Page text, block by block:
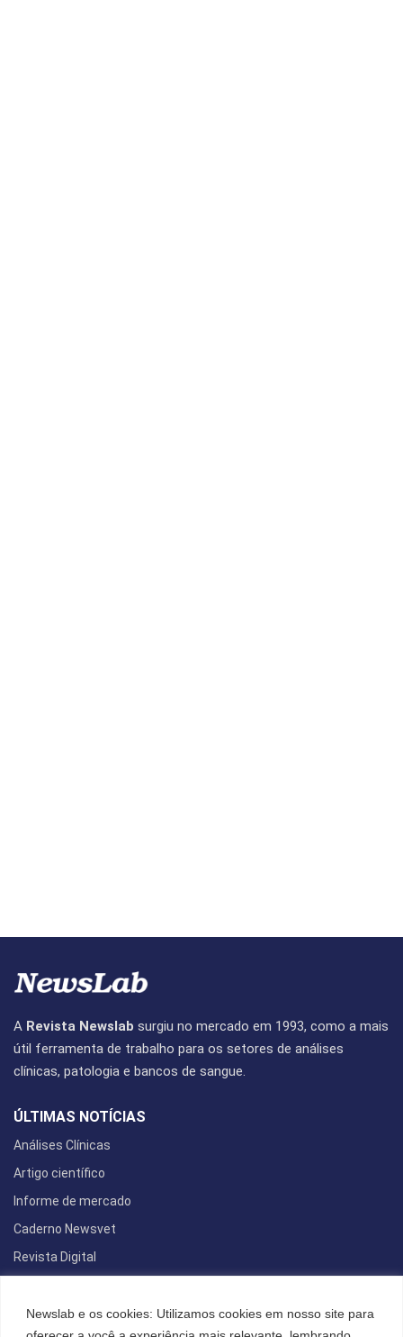
Newslab e os cookies: Utilizamos cookies em nosso site para
A Revista Newslab surgiu no mercado em 1993, como a mais
útil ferramenta de trabalho para os setores de análises
clínicas, patologia e bancos de sangue.
ÚLTIMAS NOTÍCIAS
Análises Clínicas
Artigo científico
Informe de mercado
Caderno Newsvet
Revista Digital